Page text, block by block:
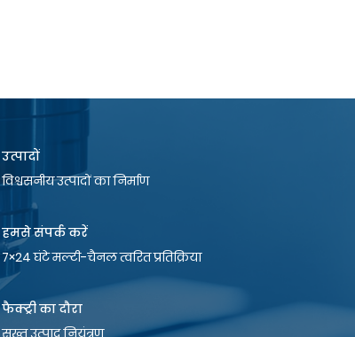
उत्पादों
विश्वसनीय उत्पादों का निर्माण
हमसे संपर्क करें
7×24 घंटे मल्टी-चैनल त्वरित प्रतिक्रिया
फैक्ट्री का दौरा
सख्त उत्पाद नियंत्रण